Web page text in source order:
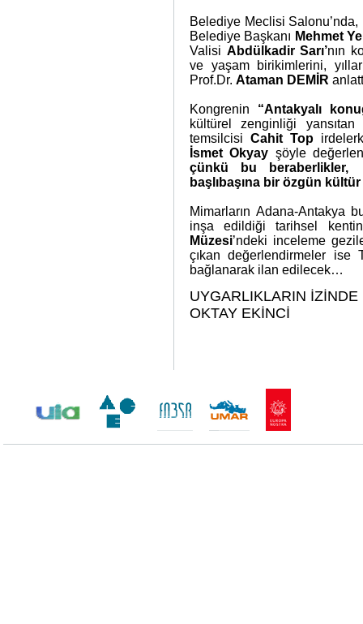
Belediye Meclisi
Belediye Başkanı Mehmet
Valisi Abdülkadir Sarı’nın
ve yaşam birikimlerini,
Prof.Dr. Ataman DEMİR
Kongrenin “Antakyalı
kültürel zenginliği yansıtan
temsilcisi Cahit Top
İsmet Okyay şöyle
çünkü bu beraberlikler,
başlıbaşına bir özgün
Mimarların Adana-Antakya
inşa edildiği tarihsel
Müzesi’ndeki inceleme
çıkan değerlendirmeler ise
bağlanarak ilan edilecek…
UYGARLIKLARIN İZİNDE
OKTAY EKİNCİ